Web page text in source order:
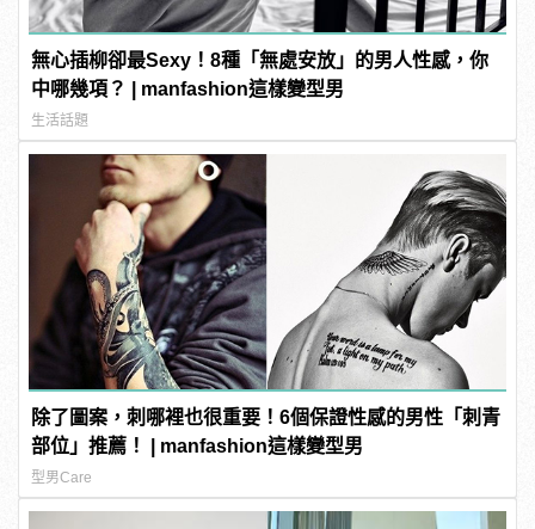
無心插柳卻最Sexy！8種「無處安放」的男人性感，你
中哪幾項？ | manfashion這樣變型男
生活話題
除了圖案，刺哪裡也很重要！6個保證性感的男性「刺青
部位」推薦！ | manfashion這樣變型男
型男Care